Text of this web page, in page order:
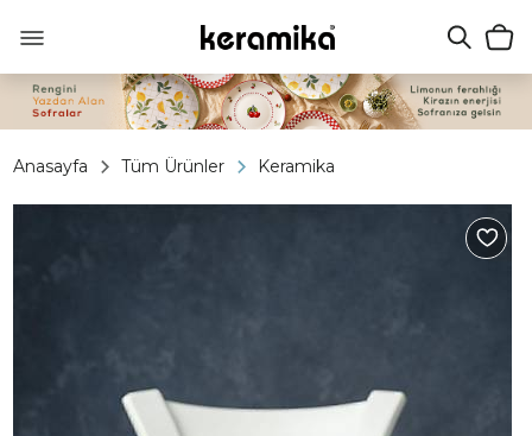
Anasayfa Tüm Ürünler Keramika